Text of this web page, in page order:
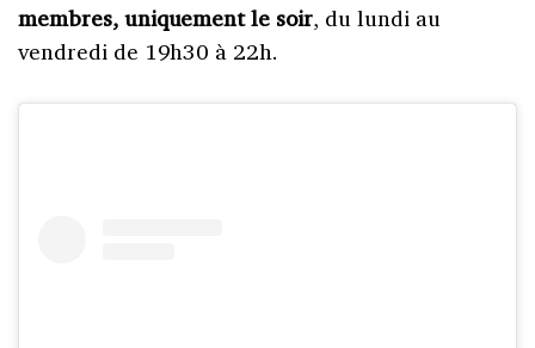
membres, uniquement le soir, du lundi au
vendredi de 19h30 à 22h.